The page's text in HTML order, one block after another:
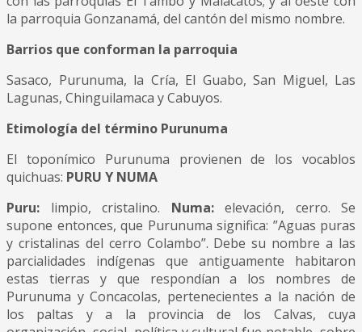
la parroquia Gonzanamá, del cantón del mismo nombre.
Barrios que conforman la parroquia
Sasaco, Purunuma, la Cría, El Guabo, San Miguel, Las
Lagunas, Chinguilamaca y Cabuyos.
Etimología del término Purunuma
El toponímico Purunuma provienen de los vocablos
quichuas: PURU Y NUMA
Puru: limpio, cristalino. Numa:elevación, cerro. Se
supone entonces, que Purunuma significa: ”Aguas puras
y cristalinas del cerro Colambo”. Debe su nombre a las
parcialidades indígenas que antiguamente habitaron
estas tierras y que respondían a los nombres de
Purunuma y Concacolas, pertenecientes a la nación de
los paltas y a la provincia de los Calvas, cuya